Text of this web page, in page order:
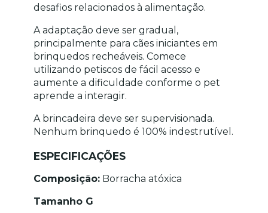
desafios relacionados à alimentação.
A adaptação deve ser gradual,
principalmente para cães iniciantes em
brinquedos recheáveis. Comece
utilizando petiscos de fácil acesso e
aumente a dificuldade conforme o pet
aprende a interagir.
A brincadeira deve ser supervisionada.
Nenhum brinquedo é 100% indestrutível.
ESPECIFICAÇÕES
Composição: Borracha atóxica
Tamanho G